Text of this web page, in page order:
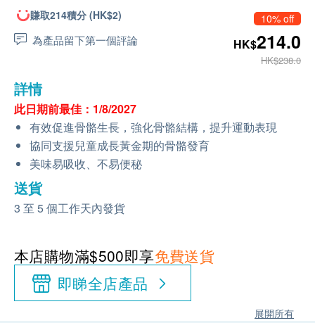
賺取214積分 (HK$2)
為產品留下第一個評論
10% off
HK$214.0
HK$238.0
詳情
此日期前最佳：1/8/2027
有效促進骨骼生長，強化骨骼結構，提升運動表現
協同支援兒童成長黃金期的骨骼發育
美味易吸收、不易便秘
送貨
3 至 5 個工作天內發貨
本店購物滿$500即享免費送貨
即睇全店產品
展開所有